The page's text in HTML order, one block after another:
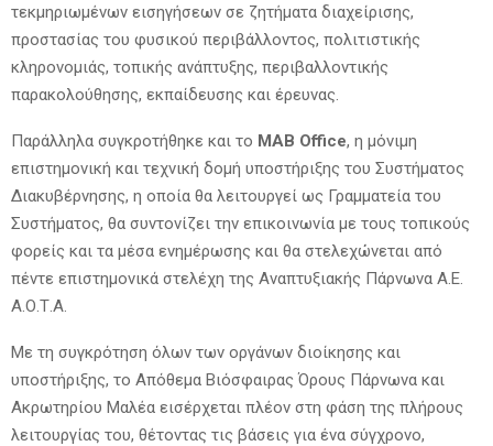
τεκμηριωμένων εισηγήσεων σε ζητήματα διαχείρισης,
προστασίας του φυσικού περιβάλλοντος, πολιτιστικής
κληρονομιάς, τοπικής ανάπτυξης, περιβαλλοντικής
παρακολούθησης, εκπαίδευσης και έρευνας.
Παράλληλα συγκροτήθηκε και το MAB Office, η μόνιμη
επιστημονική και τεχνική δομή υποστήριξης του Συστήματος
Διακυβέρνησης, η οποία θα λειτουργεί ως Γραμματεία του
Συστήματος, θα συντονίζει την επικοινωνία με τους τοπικούς
φορείς και τα μέσα ενημέρωσης και θα στελεχώνεται από
πέντε επιστημονικά στελέχη της Αναπτυξιακής Πάρνωνα Α.Ε.
Α.Ο.Τ.Α.
Με τη συγκρότηση όλων των οργάνων διοίκησης και
υποστήριξης, το Απόθεμα Βιόσφαιρας Όρους Πάρνωνα και
Ακρωτηρίου Μαλέα εισέρχεται πλέον στη φάση της πλήρους
λειτουργίας του, θέτοντας τις βάσεις για ένα σύγχρονο,